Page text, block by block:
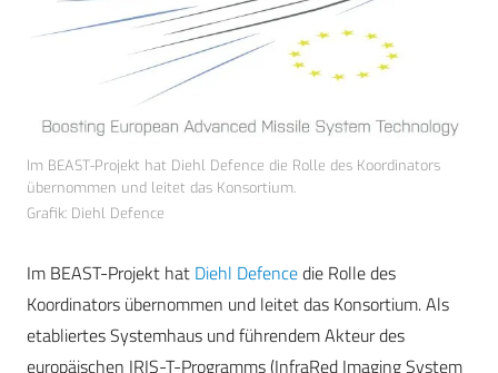
Im BEAST-Projekt hat Diehl Defence die Rolle des Koordinators
übernommen und leitet das Konsortium.
Grafik: Diehl Defence
Im BEAST-Projekt hat Diehl Defencedie Rolle des
Koordinators übernommen und leitet das Konsortium. Als
etabliertes Systemhaus und führendem Akteur des
europäischen IRIS-T-Programms (InfraRed Imaging System